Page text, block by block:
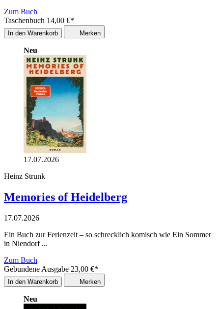
Zum Buch
Taschenbuch 14,00 €*
In den Warenkorb Merken
Neu
17.07.2026
Heinz Strunk
Memories of Heidelberg
17.07.2026
Ein Buch zur Ferienzeit – so schrecklich komisch wie Ein Sommer
in Niendorf ...
Zum Buch
Gebundene Ausgabe 23,00 €*
In den Warenkorb Merken
Neu